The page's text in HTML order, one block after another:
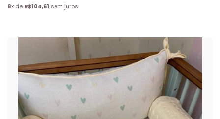
8x de R$104,61 sem juros